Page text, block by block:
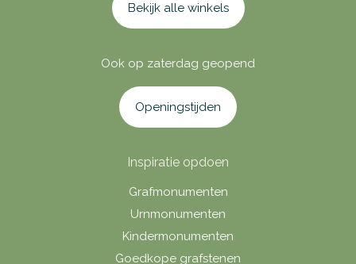
Bekijk alle winkels
Ook op zaterdag geopend
Openingstijden
Inspiratie opdoen
Grafmonumenten
Urnmonumenten
Kindermonumenten
Goedkope grafstenen